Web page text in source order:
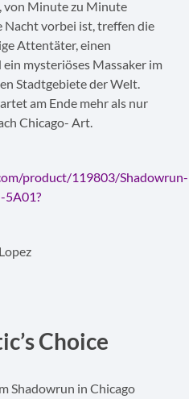
von Minute zu Minute
Nacht vorbei ist, treffen die
Attentäter, einen
mysteriöses Massaker im
Stadtgebiete der Welt.
am Ende mehr als nur
Chicago- Art.
product/119803/Shadowrun-
5A01?
Choice
Shadowrun in Chicago